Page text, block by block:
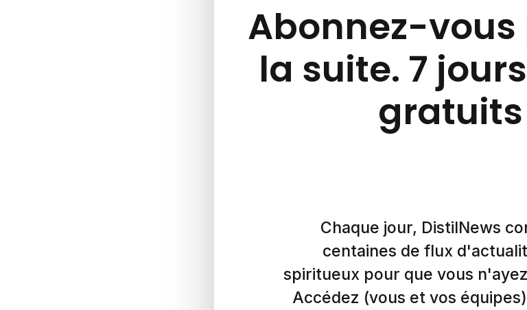
Abonnez-vous
la suite. 7
Chaque jour, DistilNews
centaines de flux
spiritueux pour que vous
Accédez (vous et vos